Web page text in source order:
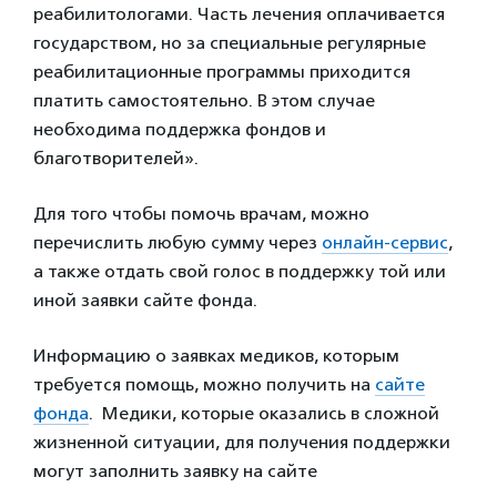
реабилитологами. Часть лечения оплачивается
государством, но за специальные регулярные
реабилитационные программы приходится
платить самостоятельно. В этом случае
необходима поддержка фондов и
благотворителей».
Для того чтобы помочь врачам, можно
перечислить любую сумму через онлайн-сервис,
а также отдать свой голос в поддержку той или
иной заявки сайте фонда.
Информацию о заявках медиков, которым
требуется помощь, можно получить на сайте
фонда. Медики, которые оказались в сложной
жизненной ситуации, для получения поддержки
могут заполнить заявку на сайте